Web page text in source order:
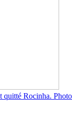
quitté Rocinha.